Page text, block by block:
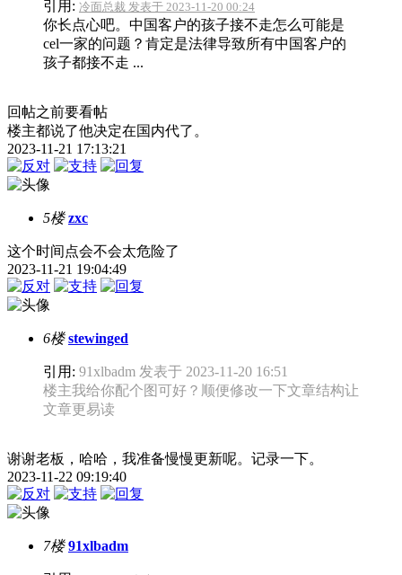
引用: 冷面总裁 发表于 2023-11-20 00:24
你长点心吧。中国客户的孩子接不走怎么可能是
cel一家的问题？肯定是法律导致所有中国客户的
孩子都接不走 ...
回帖之前要看帖
楼主都说了他决定在国内代了。
2023-11-21 17:13:21
5楼 zxc
这个时间点会不会太危险了
2023-11-21 19:04:49
6楼 stewinged
引用: 91xlbadm 发表于 2023-11-20 16:51
楼主我给你配个图可好？顺便修改一下文章结构让
文章更易读
谢谢老板，哈哈，我准备慢慢更新呢。记录一下。
2023-11-22 09:19:40
7楼 91xlbadm